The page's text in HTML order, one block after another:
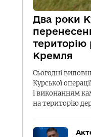
Два роки
територію
Кремля
Сьогодні
Курської
і виконанням
на територію